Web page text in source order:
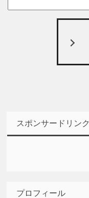
スポンサードリンク
プロフィール